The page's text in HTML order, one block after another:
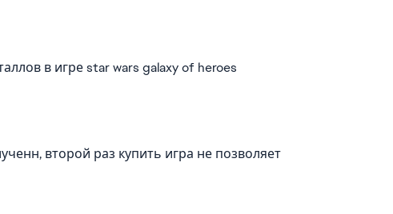
в игре star wars galaxy of heroes
второй раз купить игра не позволяет